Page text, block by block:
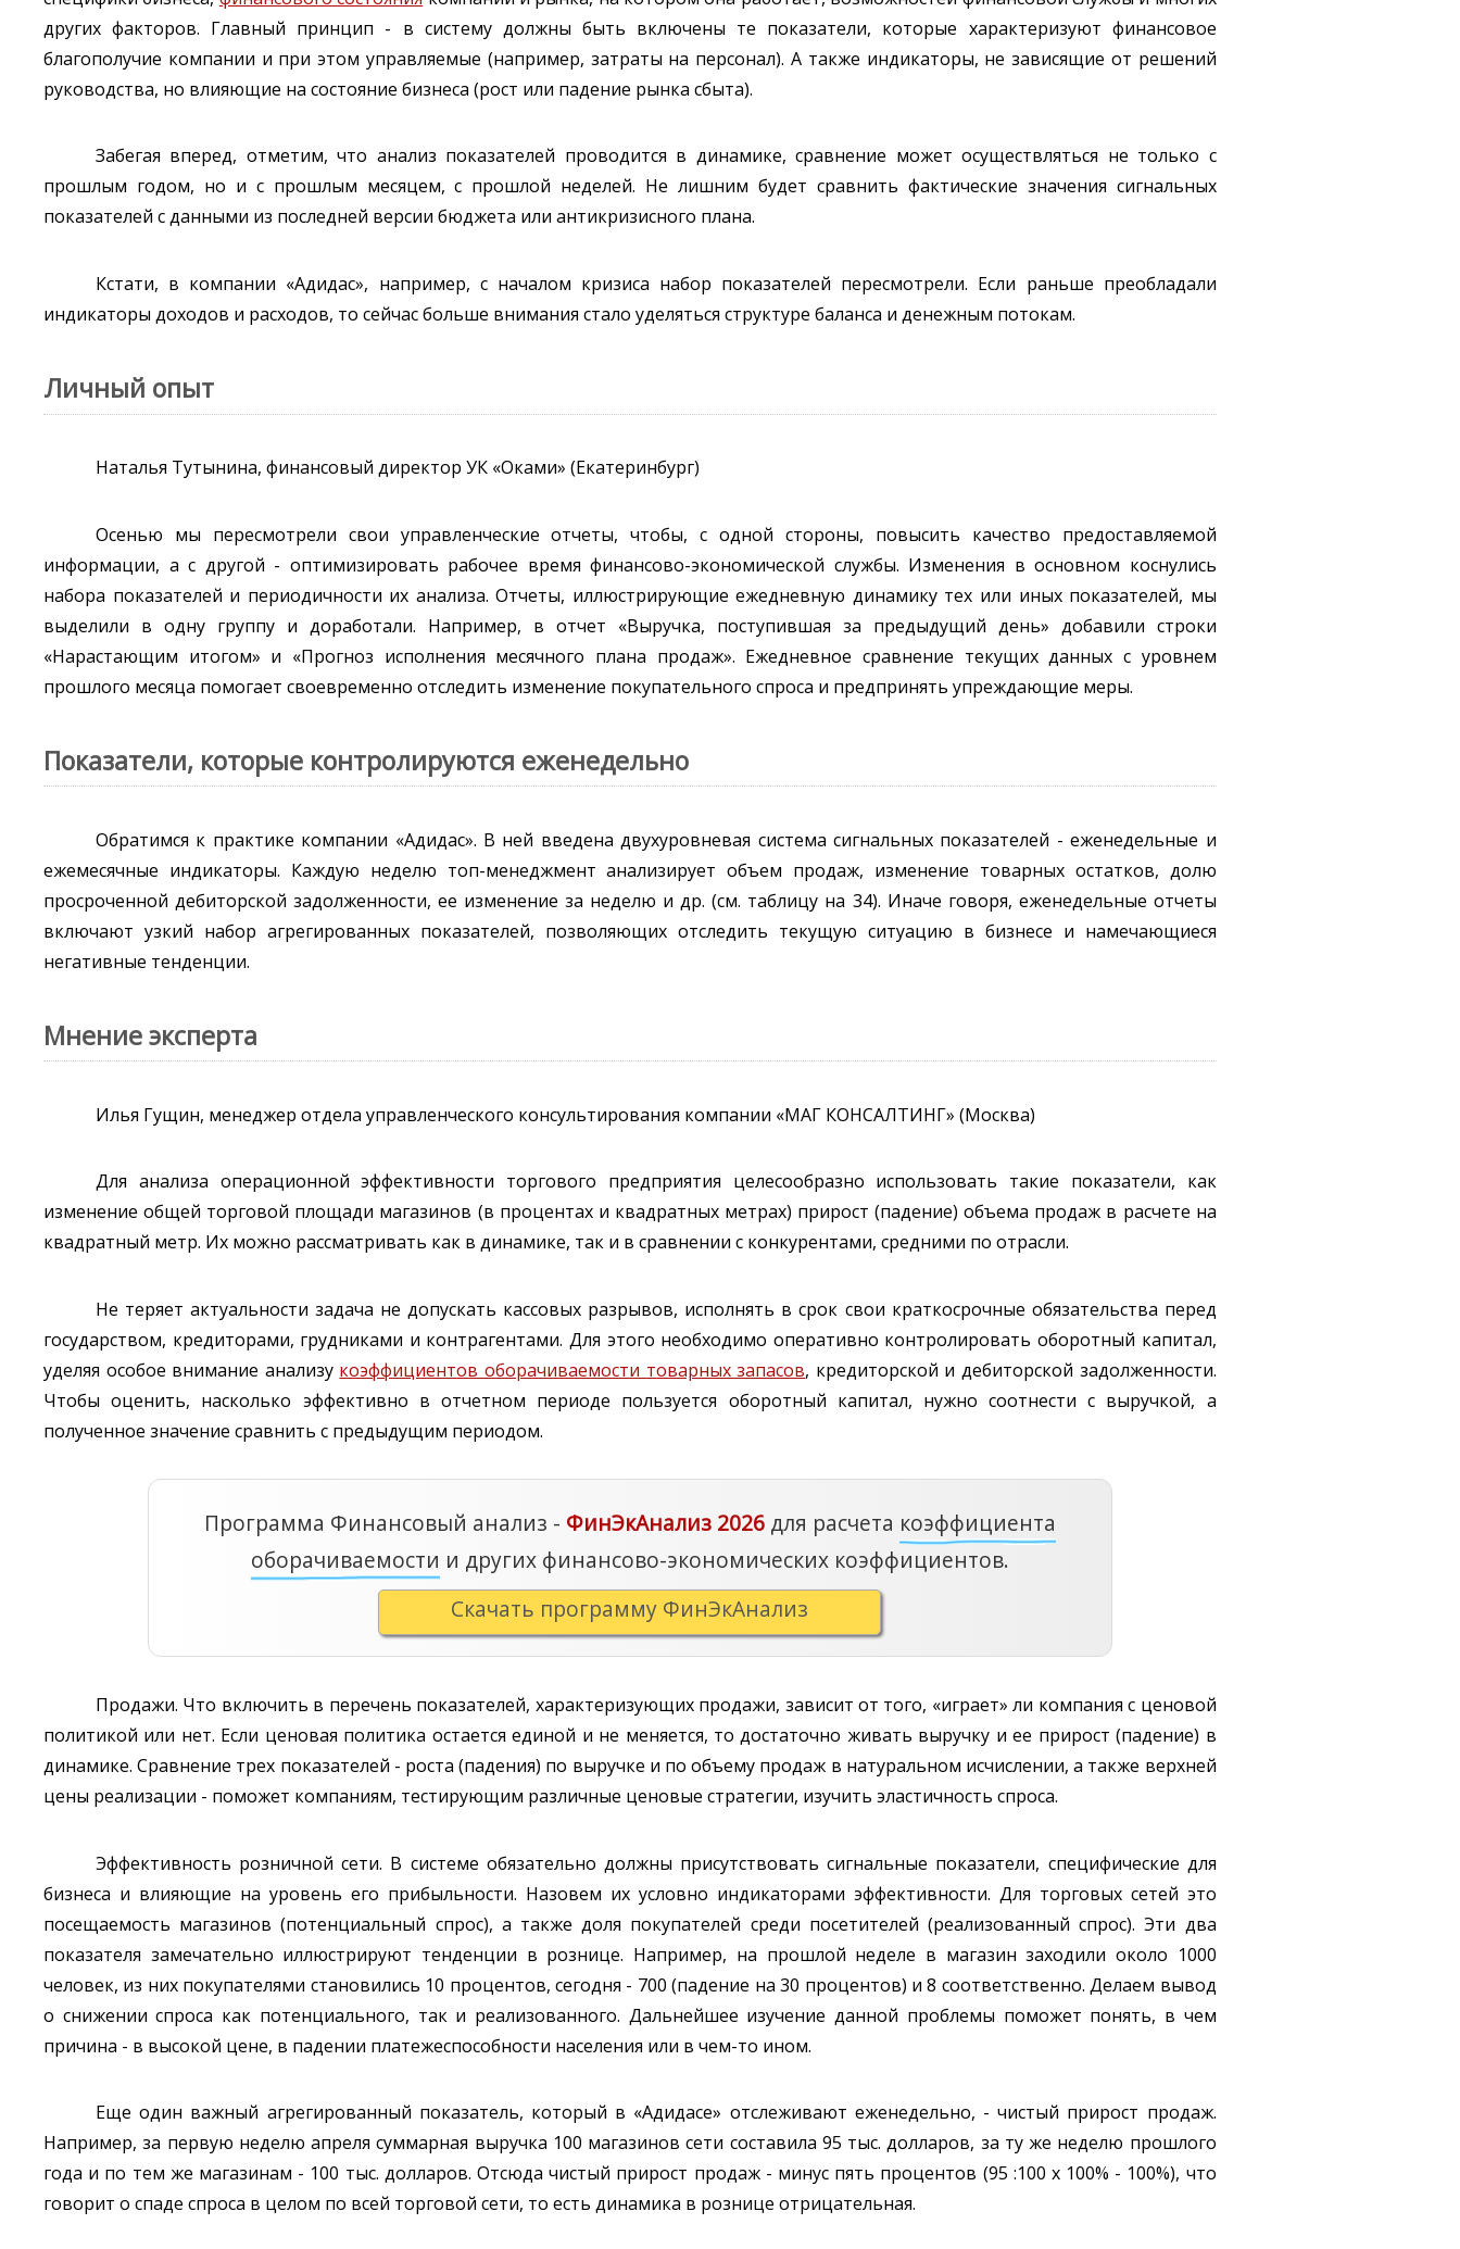
других факторов. Главный принцип - в систему должны быть включены те показатели, которые характеризуют финансовое
благополучие компании и при этом управляемые (например, затраты на персонал). А также индикаторы, не зависящие от решений
руководства, но влияющие на состояние бизнеса (рост или падение рынка сбыта).
Забегая вперед, отметим, что анализ показателей проводится в динамике, сравнение может осуществляться не только с
прошлым годом, но и с прошлым месяцем, с прошлой неделей. Не лишним будет сравнить фактические значения сигнальных
показателей с данными из последней версии бюджета или антикризисного плана.
Кстати, в компании «Адидас», например, с началом кризиса набор показателей пересмотрели. Если раньше преобладали
индикаторы доходов и расходов, то сейчас больше внимания стало уделяться структуре баланса и денежным потокам.
Личный опыт
Наталья Тутынина, финансовый директор УК «Оками» (Екатеринбург)
Осенью мы пересмотрели свои управленческие отчеты, чтобы, с одной стороны, повысить качество предоставляемой
информации, а с другой - оптимизировать рабочее время финансово-экономической службы. Изменения в основном коснулись
набора показателей и периодичности их анализа. Отчеты, иллюстрирующие ежедневную динамику тех или иных показателей, мы
выделили в одну группу и доработали. Например, в отчет «Выручка, поступившая за предыдущий день» добавили строки
«Нарастающим итогом» и «Прогноз исполнения месячного плана продаж». Ежедневное сравнение текущих данных с уровнем
прошлого месяца помогает своевременно отследить изменение покупательного спроса и предпринять упреждающие меры.
Показатели, которые контролируются еженедельно
Обратимся к практике компании «Адидас». В ней введена двухуровневая система сигнальных показателей - еженедельные и
ежемесячные индикаторы. Каждую неделю топ-менеджмент анализирует объем продаж, изменение товарных остатков, долю
просроченной дебиторской задолженности, ее изменение за неделю и др. (см. таблицу на 34). Иначе говоря, еженедельные отчеты
включают узкий набор агрегированных показателей, позволяющих отследить текущую ситуацию в бизнесе и намечающиеся
негативные тенденции.
Мнение эксперта
Илья Гущин, менеджер отдела управленческого консультирования компании «МАГ КОНСАЛТИНГ» (Москва)
Для анализа операционной эффективности торгового предприятия целесообразно использовать такие показатели, как
изменение общей торговой площади магазинов (в процентах и квадратных метрах) прирост (падение) объема продаж в расчете на
квадратный метр. Их можно рассматривать как в динамике, так и в сравнении с конкурентами, средними по отрасли.
Не теряет актуальности задача не допускать кассовых разрывов, исполнять в срок свои краткосрочные обязательства перед
государством, кредиторами, грудниками и контрагентами. Для этого необходимо оперативно контролировать оборотный капитал,
уделяя особое внимание анализу коэффициентов оборачиваемости товарных запасов, кредиторской и дебиторской задолженности.
Чтобы оценить, насколько эффективно в отчетном периоде пользуется оборотный капитал, нужно соотнести с выручкой, а
полученное значение сравнить с предыдущим периодом.
Программа Финансовый анализ - ФинЭкАнализ 2026для расчета коэффициента
оборачиваемости и других финансово-экономических коэффициентов.
Скачать программу ФинЭкАнализ
Продажи. Что включить в перечень показателей, характеризующих продажи, зависит от того, «играет» ли компания с ценовой
политикой или нет. Если ценовая политика остается единой и не меняется, то достаточно живать выручку и ее прирост (падение) в
динамике. Сравнение трех показателей - роста (падения) по выручке и по объему продаж в натуральном исчислении, а также верхней
цены реализации - поможет компаниям, тестирующим различные ценовые стратегии, изучить эластичность спроса.
Эффективность розничной сети. В системе обязательно должны присутствовать сигнальные показатели, специфические для
бизнеса и влияющие на уровень его прибыльности. Назовем их условно индикаторами эффективности. Для торговых сетей это
посещаемость магазинов (потенциальный спрос), а также доля покупателей среди посетителей (реализованный спрос). Эти два
показателя замечательно иллюстрируют тенденции в рознице. Например, на прошлой неделе в магазин заходили около 1000
человек, из них покупателями становились 10 процентов, сегодня - 700 (падение на 30 процентов) и 8 соответственно. Делаем вывод
о снижении спроса как потенциального, так и реализованного. Дальнейшее изучение данной проблемы поможет понять, в чем
причина - в высокой цене, в падении платежеспособности населения или в чем-то ином.
Еще один важный агрегированный показатель, который в «Адидасе» отслеживают еженедельно, - чистый прирост продаж.
Например, за первую неделю апреля суммарная выручка 100 магазинов сети составила 95 тыс. долларов, за ту же неделю прошлого
года и по тем же магазинам - 100 тыс. долларов. Отсюда чистый прирост продаж - минус пять процентов (95 :100 х 100% - 100%), что
говорит о спаде спроса в целом по всей торговой сети, то есть динамика в рознице отрицательная.